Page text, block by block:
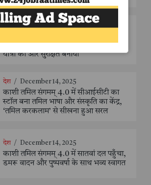
देश / December 14, 2025
एलएचबी कोचों का निर्माण कर आधुनिक रेल
यात्रा को और सुरक्षित बनाया
देश / December 14, 2025
काशी तमिल संगमम् 4.0 में सीआईसीटी का
स्टॉल बना तमिल भाषा और संस्कृति का केंद्र,
‘तमिल करकलाम’ से सीखना हुआ सरल
देश / December 14, 2025
काशी तमिल संगमम् 4.0 में सातवां दल पहुँचा,
डमरू वादन और पुष्पवर्षा के साथ भव्य स्वागत